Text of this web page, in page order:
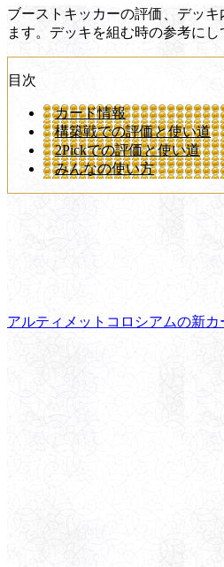
ブーストキッカーの評価、デッ
ます。デッキを組む時の参考にし
目次
カード情報
構築戦での評価と使い道
2Pickでの評価と使い道
みんなの使い方
アルティメットコロシアムの新カ